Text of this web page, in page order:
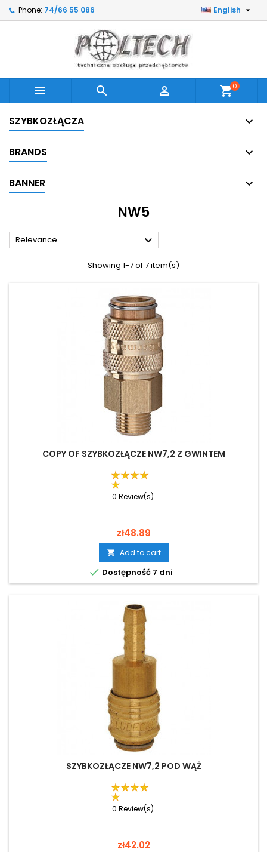
Phone: 74/66 55 086 English 
   shopping_cart0
SZYBKOZŁĄCZA
BRANDS
BANNER
NW5
Relevance 
Showing 1-7 of 7 item(s)
COPY OF SZYBKOZŁĄCZE NW7,2 Z GWINTEM
0 Review(s)
Price
zł48.89
 Add to cart
 Dostępność 7 dni
SZYBKOZŁĄCZE NW7,2 POD WĄŻ
0 Review(s)
Price
zł42.02